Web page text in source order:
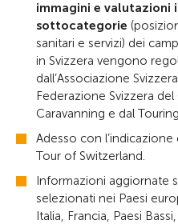
immagini e valutazioni
sottocategorie
sanitari e servizi) dei
in Svizzera vengono
dall’Associazione
Federazione Svizzera
Caravanning e dal
Adesso con
Tour of Switzerland.
Informazioni aggiornate
selezionati nei Paesi
Italia, Francia, Paesi